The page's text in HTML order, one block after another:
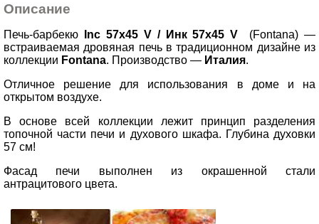
Описание
Печь-барбекю Inc 57x45 V / Инк 57x45 V (Fontana)—
встраиваемая дровяная печь в традиционном дизайне из
коллекции Fontana. Производство — Италия.
Отличное решение для использования в доме и на
открытом воздухе.
В основе всей коллекции лежит принцип разделения
топочной части печи и духового шкафа. Глубина духовки
57 см!
Фасад печи выполнен из окрашенной стали
антрацитового цвета.